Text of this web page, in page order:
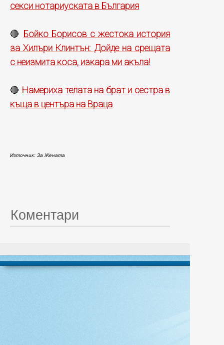
секси нотариуската в България
🔴
Бойко Борисов с жестока история
за Хилъри Клинтън: Дойде на срещата
с неизмита коса, изкара ми акъла!
🔴 Намериха телата на брат и сестра в
къща в центъра на Враца
Източник: За Жената
Коментари